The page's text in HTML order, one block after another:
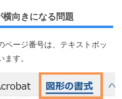
向きになる問題
ページ番号は、テキストボッ
す。